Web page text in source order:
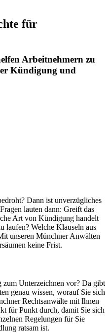
für
Arbeitnehmern zu
Kündigung und
Dann ist unverzügliches
lauten dann: Greift das
Art von Kündigung handelt
laufen? Welche Klauseln aus
unseren Münchner Anwälten
keine Frist.
zum Unterzeichnen vor? Da gibt
genau wissen, worauf Sie sich
Rechtsanwälte mit Ihnen
für Punkt durch, damit Sie sich
Regelungen für Sie
ratsam ist.